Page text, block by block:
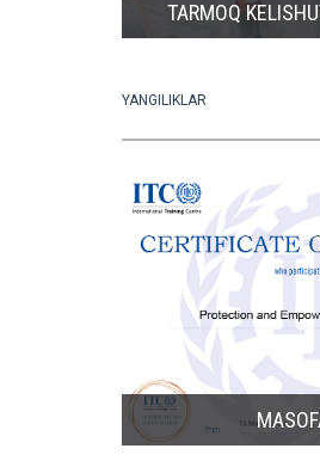
TARMOQ
YANGILIKLAR